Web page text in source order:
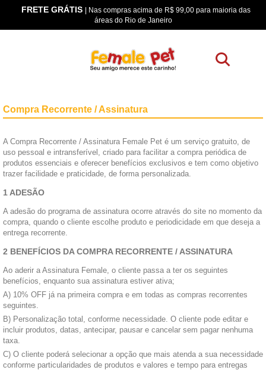
FRETE GRÁTIS | Nas compras acima de R$ 99,00 para maioria das
áreas do Rio de Janeiro
Compra Recorrente / Assinatura
A Compra Recorrente / Assinatura Female Pet é um serviço gratuito, de
uso pessoal e intransferível, criado para facilitar a compra periódica de
produtos essenciais e oferecer benefícios exclusivos e tem como objetivo
trazer facilidade e praticidade, de forma personalizada.
1 ADESÃO
A adesão do programa de assinatura ocorre através do site no momento da
compra, quando o cliente escolhe produto e periodicidade em que deseja a
entrega recorrente.
2 BENEFÍCIOS DA COMPRA RECORRENTE / ASSINATURA
Ao aderir a Assinatura Female, o cliente passa a ter os seguintes
benefícios, enquanto sua assinatura estiver ativa;
A) 10% OFF já na primeira compra e em todas as compras recorrentes
seguintes.
B) Personalização total, conforme necessidade. O cliente pode editar e
incluir produtos, datas, antecipar, pausar e cancelar sem pagar nenhuma
taxa.
C) O cliente poderá selecionar a opção que mais atenda a sua necessidade
conforme particularidades de produtos e valores e tempo para entregas